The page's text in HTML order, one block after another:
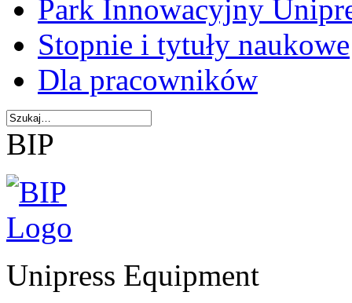
Park Innowacyjny
Stopnie i tytuły naukowe
Dla pracowników
BIP
Unipress Equipment